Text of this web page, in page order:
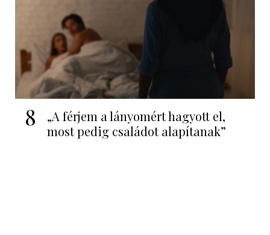
8
„A férjem a lányomért hagyott el,
most pedig családot alapítanak”